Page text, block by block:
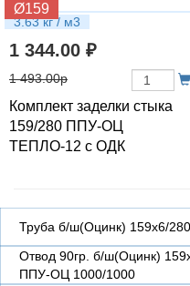
Ø159
3.63 кг / м3
1 344.00 ₽
1 493.00р
Комплект заделки стыка
159/280 ППУ-ОЦ
ТЕПЛО-12 с ОДК
Труба б/ш(Оцинк) 159х6/
Отвод 90гр. б/ш(Оцинк)
ППУ-ОЦ 1000/1000